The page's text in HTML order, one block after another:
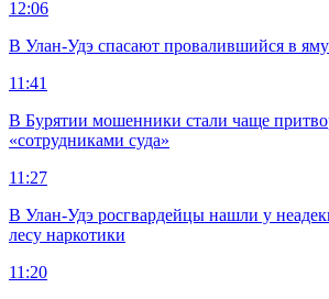
12:06
В Улан-Удэ спасают провалившийся в
11:41
В Бурятии мошенники стали чаще
«сотрудниками суда»
11:27
В Улан-Удэ росгвардейцы нашли у
лесу наркотики
11:20